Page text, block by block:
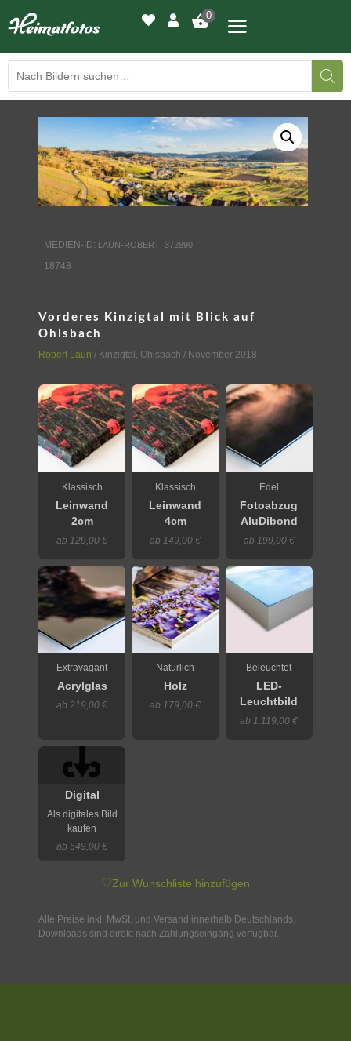
0
BILDERGALERIE
DRUCKQUALITÄTEN
LED-LEUCHTBILDER
HEIMATLICHTER
MEDIEN-ID: LAUN-ROBERT_372890
18748
Vorderes Kinzigtal mit Blick auf
Ohlsbach
Robert Laun / Kinzigtal , Ohlsbach / November 2018
Klassisch
Leinwand
2cm
ab 129,00 €
Klassisch
Leinwand
4cm
ab 149,00 €
Edel
Fotoabzug
AluDibond
ab 199,00 €
Extravagant
Acrylglas
ab 219,00 €
Natürlich
Holz
ab 179,00 €
Beleuchtet
LED-
Leuchtbild
ab 1.119,00 €
Digital
Als digitales Bild
kaufen
ab 549,00 €
♡Zur Wunschliste hinzufügen
Alle Preise inkl. MwSt. und Versand innerhalb Deutschlands.
Downloads sind direkt nach Zahlungseingang verfügbar.